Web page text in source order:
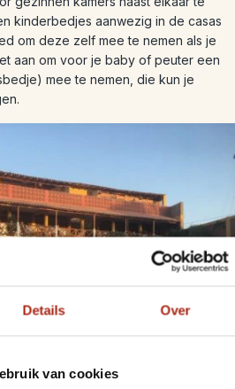
Details Over
van cookies
kinderbedjes aanwezig in de casas
om deze zelf mee te nemen als je
aan om voor je baby of peuter een
mee te nemen, die kun je